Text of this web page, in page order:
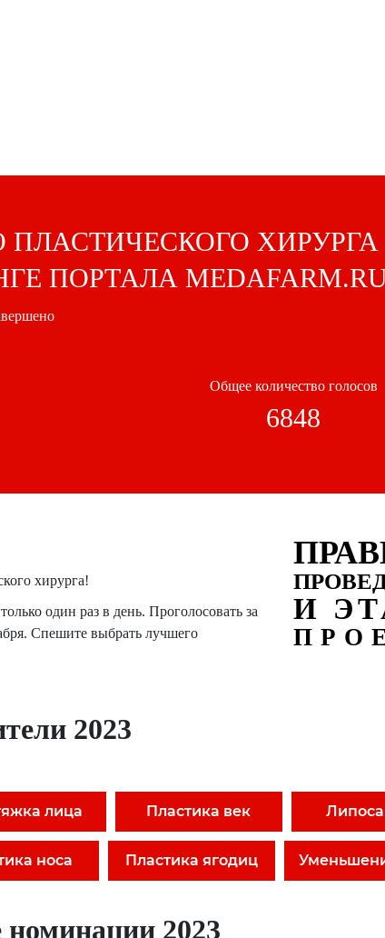
ХИРУРГА
ПОРТАЛА
Общее количество голосов
6848
хирурга!
один раз в день. Проголосовать за
Спешите выбрать лучшего
И
2023
лица Пластика век
носа Пластика ягодиц
2023